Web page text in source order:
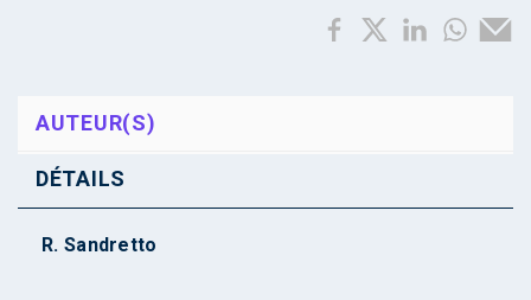
AUTEUR(S)
DÉTAILS
R. Sandretto